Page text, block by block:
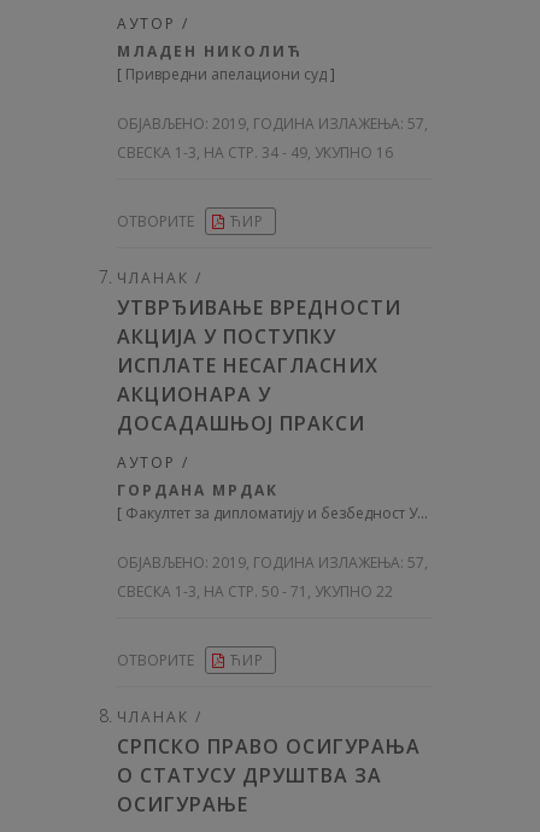
АУТОР /
МЛАДЕН НИКОЛИЋ
[ Привредни апелациони суд]
ОБЈАВЉЕНО: 2019, ГОДИНА ИЗЛАЖЕЊА: 57,
СВЕСКА 1-3, НА СТР. 34 - 49, УКУПНО 16
ОТВОРИТЕ ЋИР
ЧЛАНАК /
УТВРЂИВАЊЕ ВРЕДНОСТИ
АКЦИЈА У ПОСТУПКУ
ИСПЛАТЕ НЕСАГЛАСНИХ
АКЦИОНАРА У
ДОСАДАШЊОЈ ПРАКСИ
АУТОР /
ГОРДАНА МРДАК
[ Факултет за дипломатију и безбедност Универзитета Унион – Никола Тесла у Београду
ОБЈАВЉЕНО: 2019, ГОДИНА ИЗЛАЖЕЊА: 57,
СВЕСКА 1-3, НА СТР. 50 - 71, УКУПНО 22
ОТВОРИТЕ ЋИР
ЧЛАНАК /
СРПСКО ПРАВО ОСИГУРАЊА
О СТАТУСУ ДРУШТВА ЗА
ОСИГУРАЊЕ